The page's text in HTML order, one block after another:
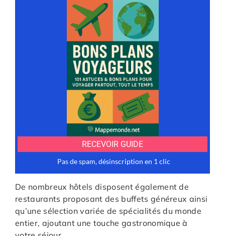
De nombreux hôtels disposent également de
restaurants proposant des buffets généreux ainsi
qu’une sélection variée de spécialités du monde
entier, ajoutant une touche gastronomique à